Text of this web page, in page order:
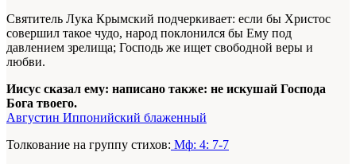
Святитель Лука Крымский подчеркивает: если бы Христос
совершил такое чудо, народ поклонился бы Ему под
давлением зрелища; Господь же ищет свободной веры и
любви.
Иисус сказал ему: написано также: не искушай Господа
Бога твоего.
Августин Иппонийский блаженный
Толкование на группу стихов: Мф: 4: 7-7